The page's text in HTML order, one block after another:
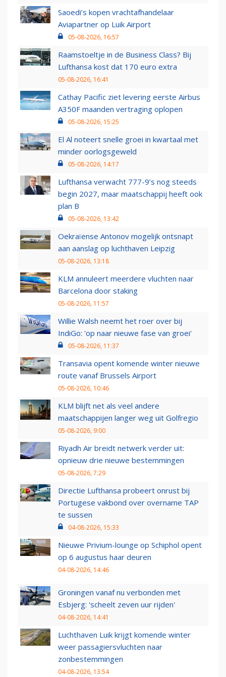
Saoedi’s kopen vrachtafhandelaar
Aviapartner op Luik Airport
05-08-2026, 16:57
Raamstoeltje in de Business Class? Bij
Lufthansa kost dat 170 euro extra
05-08-2026, 16:41
Cathay Pacific ziet levering eerste Airbus
A350F maanden vertraging oplopen
05-08-2026, 15:25
El Al noteert snelle groei in kwartaal met
minder oorlogsgeweld
05-08-2026, 14:17
Lufthansa verwacht 777-9’s nog steeds
begin 2027, maar maatschappij heeft ook
plan B
05-08-2026, 13:42
Oekraïense Antonov mogelijk ontsnapt
aan aanslag op luchthaven Leipzig
05-08-2026, 13:18
KLM annuleert meerdere vluchten naar
Barcelona door staking
05-08-2026, 11:57
Willie Walsh neemt het roer over bij
IndiGo: 'op naar nieuwe fase van groei'
05-08-2026, 11:37
Transavia opent komende winter nieuwe
route vanaf Brussels Airport
05-08-2026, 10:46
KLM blijft net als veel andere
maatschappijen langer weg uit Golfregio
05-08-2026, 9:00
Riyadh Air breidt netwerk verder uit:
opnieuw drie nieuwe bestemmingen
05-08-2026, 7:29
Directie Lufthansa probeert onrust bij
Portugese vakbond over overname TAP
te sussen
04-08-2026, 15:33
Nieuwe Privium-lounge op Schiphol opent
op 6 augustus haar deuren
04-08-2026, 14:46
Groningen vanaf nu verbonden met
Esbjerg: 'scheelt zeven uur rijden'
04-08-2026, 14:41
Luchthaven Luik krijgt komende winter
weer passagiersvluchten naar
zonbestemmingen
04-08-2026, 13:54